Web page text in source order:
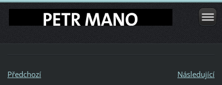
Předchozí
Následující